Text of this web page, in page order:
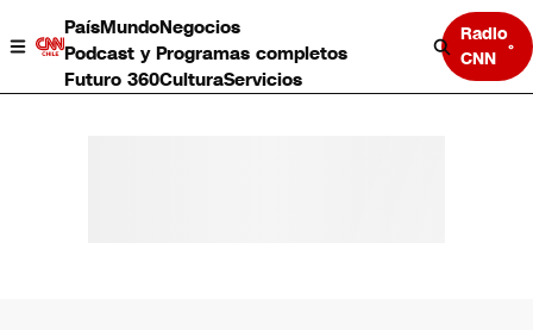
PaísMundoNegocios
Podcast y Programas completos
Futuro 360CulturaServicios
Radio
CNN